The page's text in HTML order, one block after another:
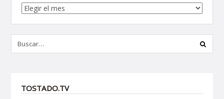
Archivos
TOSTADO.TV